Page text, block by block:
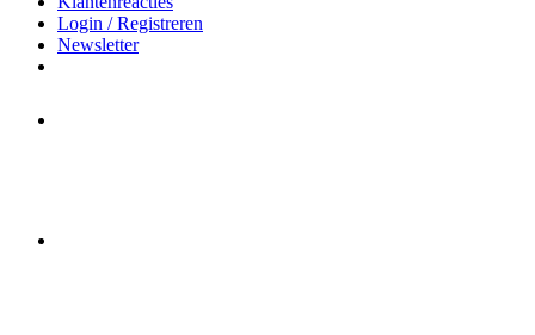
Login / Registreren
Newsletter